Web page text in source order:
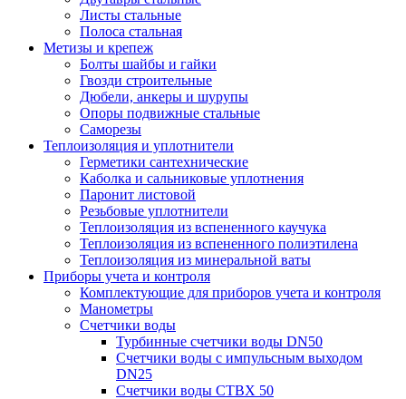
Листы стальные
Полоса стальная
Метизы и крепеж
Болты шайбы и гайки
Гвозди строительные
Дюбели, анкеры и шурупы
Опоры подвижные стальные
Саморезы
Теплоизоляция и уплотнители
Герметики сантехнические
Каболка и сальниковые уплотнения
Паронит листовой
Резьбовые уплотнители
Теплоизоляция из вспененного каучука
Теплоизоляция из вспененного полиэтилена
Теплоизоляция из минеральной ваты
Приборы учета и контроля
Комплектующие для приборов учета и контроля
Манометры
Счетчики воды
Турбинные счетчики воды DN50
Счетчики воды с импульсным выходом
DN25
Счетчики воды СТВХ 50